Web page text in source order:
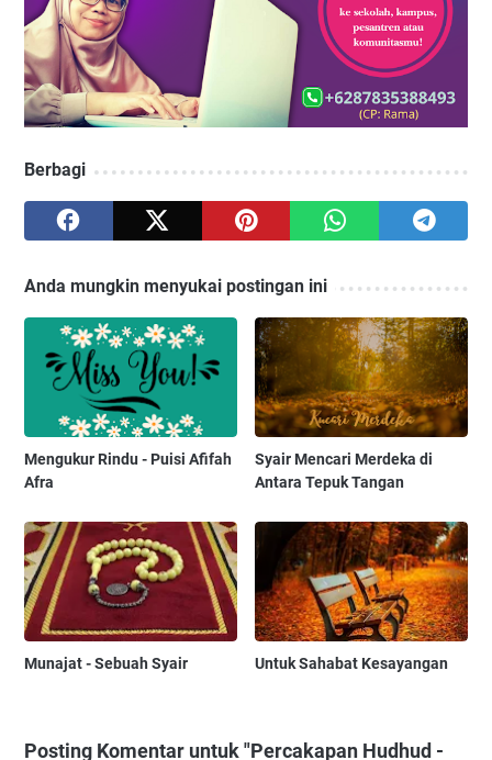
Berbagi
Anda mungkin menyukai postingan ini
Mengukur Rindu - Puisi Afifah
Afra
Syair Mencari Merdeka di
Antara Tepuk Tangan
Munajat - Sebuah Syair Untuk Sahabat Kesayangan
Posting Komentar untuk "Percakapan Hudhud -